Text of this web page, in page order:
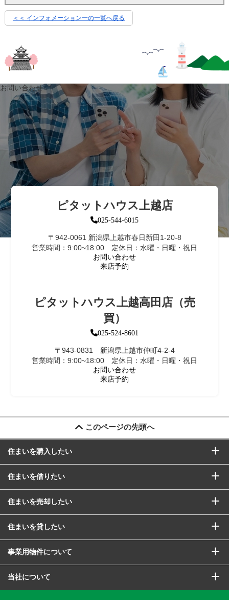
＜＜ インフォメーション一の一覧へ戻る
お問い合わせ
ピタットハウス上越店
025-544-6015
〒942-0061 新潟県上越市春日新田1-20-8
営業時間：9:00~18:00 定休日：水曜・日曜・祝日
お問い合わせ
来店予約
ピタットハウス上越高田店（売
買）
025-524-8601
〒943-0831 新潟県上越市仲町4-2-4
営業時間：9:00~18:00 定休日：水曜・日曜・祝日
お問い合わせ
来店予約
このページの先頭へ
住まいを購入したい
住まいを借りたい
住まいを売却したい
住まいを貸したい
事業用物件について
当社について